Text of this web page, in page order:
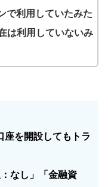
で利用していたみた
は利用していないみ
座を開設してもトラ
なし」「金融資